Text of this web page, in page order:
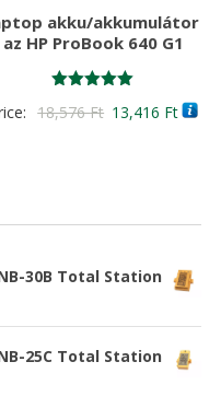
akku/akkumulátor
az HP ProBook 640 G1
5.00
18,576Ft Original
13,416 Ft
30B Total Station
25C Total Station